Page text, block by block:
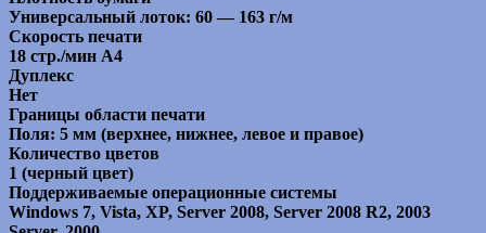
Универсальный лоток: 60 — 163 г/м
Скорость печати
18 стр./мин A4
Дуплекс
Нет
Границы области печати
Поля: 5 мм (верхнее, нижнее, левое и правое)
Количество цветов
1 (черный цвет)
Поддерживаемые операционные системы
Windows 7, Vista, XP, Server 2008, Server 2008 R2, 2003